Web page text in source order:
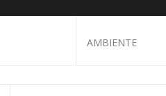
AMBIENTE